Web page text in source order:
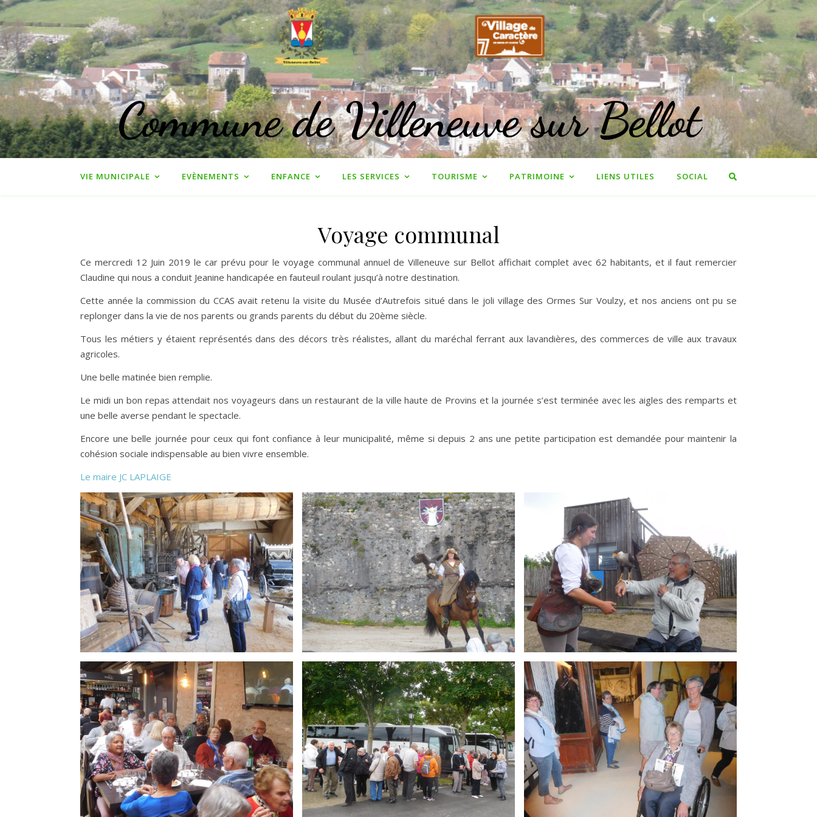
Commune de Villeneuve sur Bellot
VIE MUNICIPALE EVÈNEMENTS ENFANCE LES SERVICES TOURISME PATRIMOINE LIENS UTILES SOCIAL
Voyage communal
Ce mercredi 12 Juin 2019 le car prévu pour le voyage communal annuel de Villeneuve sur Bellot affichait complet avec 62 habitants, et il faut remercier
Claudine qui nous a conduit Jeanine handicapée en fauteuil roulant jusqu’à notre destination.
Cette année la commission du CCAS avait retenu la visite du Musée d’Autrefois situé dans le joli village des Ormes Sur Voulzy, et nos anciens ont pu se
replonger dans la vie de nos parents ou grands parents du début du 20ème siècle.
Tous les métiers y étaient représentés dans des décors très réalistes, allant du maréchal ferrant aux lavandières, des commerces de ville aux travaux
agricoles.
Une belle matinée bien remplie.
Le midi un bon repas attendait nos voyageurs dans un restaurant de la ville haute de Provins et la journée s’est terminée avec les aigles des remparts et
une belle averse pendant le spectacle.
Encore une belle journée pour ceux qui font confiance à leur municipalité, même si depuis 2 ans une petite participation est demandée pour maintenir la
cohésion sociale indispensable au bien vivre ensemble.
Le maire JC LAPLAIGE